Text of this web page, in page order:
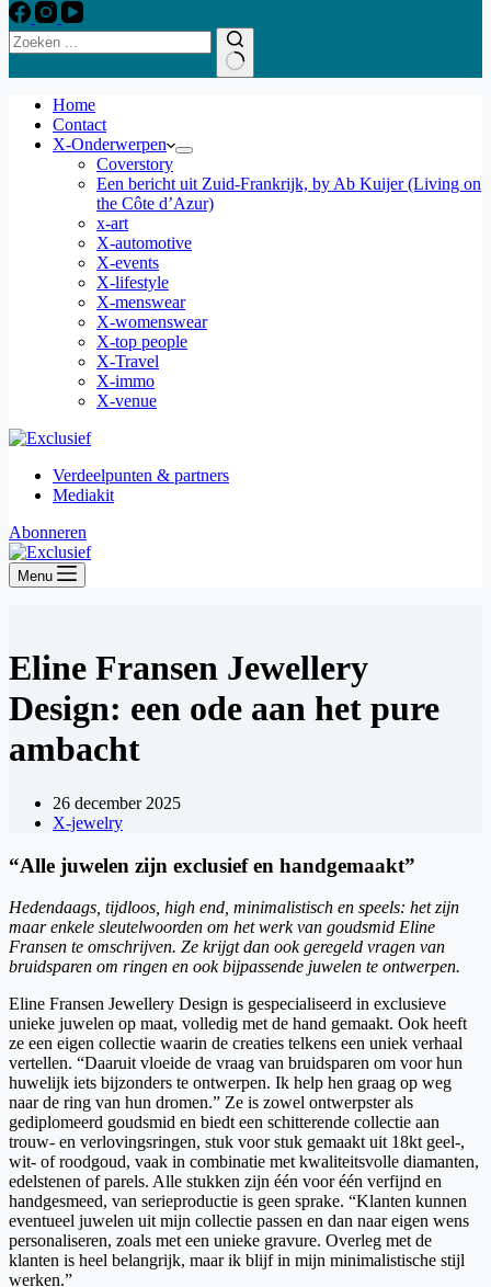
Home
Contact
X-Onderwerpen
Coverstory
Een bericht uit Zuid-Frankrijk, by Ab Kuijer (Living on
the Côte d’Azur)
x-art
X-automotive
X-events
X-lifestyle
X-menswear
X-womenswear
X-top people
X-Travel
X-immo
X-venue
Verdeelpunten & partners
Mediakit
Abonneren
Menu
Eline Fransen Jewellery
Design: een ode aan het pure
ambacht
26 december 2025
X-jewelry
“Alle juwelen zijn exclusief en handgemaakt”
Hedendaags, tijdloos, high end, minimalistisch en speels: het zijn
maar enkele sleutelwoorden om het werk van goudsmid Eline
Fransen te omschrijven. Ze krijgt dan ook geregeld vragen van
bruidsparen om ringen en ook bijpassende juwelen te ontwerpen.
Eline Fransen Jewellery Design is gespecialiseerd in exclusieve
unieke juwelen op maat, volledig met de hand gemaakt. Ook heeft
ze een eigen collectie waarin de creaties telkens een uniek verhaal
vertellen. “Daaruit vloeide de vraag van bruidsparen om voor hun
huwelijk iets bijzonders te ontwerpen. Ik help hen graag op weg
naar de ring van hun dromen.” Ze is zowel ontwerpster als
gediplomeerd goudsmid en biedt een schitterende collectie aan
trouw- en verlovingsringen, stuk voor stuk gemaakt uit 18kt geel-,
wit- of roodgoud, vaak in combinatie met kwaliteitsvolle diamanten,
edelstenen of parels. Alle stukken zijn één voor één verfijnd en
handgesmeed, van serieproductie is geen sprake. “Klanten kunnen
eventueel juwelen uit mijn collectie passen en dan naar eigen wens
personaliseren, zoals met een unieke gravure. Overleg met de
klanten is heel belangrijk, maar ik blijf in mijn minimalistische stijl
werken.”